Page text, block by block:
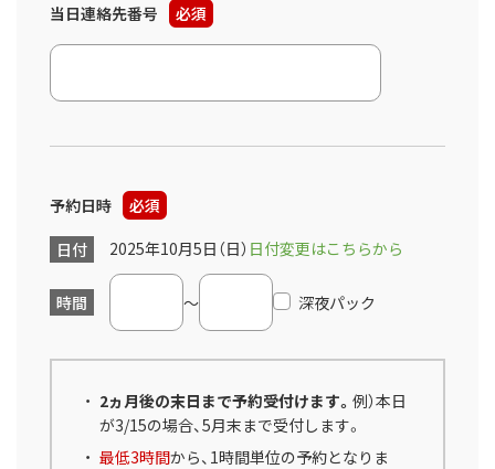
当日連絡先番号 必須
予約日時
必須
日付
2025年10月5日（日） 日付変更はこちらから
時間 ～ 深夜パック
2ヵ月後の末日まで予約受付けます。 例）本日
が3/15の場合、5月末まで受付します。
最低3時間から、1時間単位の予約となりま